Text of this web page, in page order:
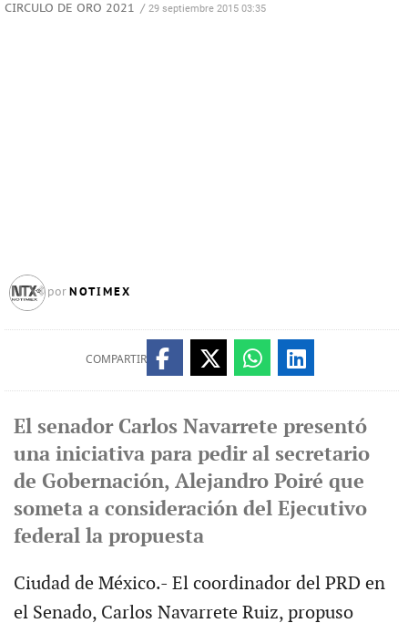
CIRCULO DE ORO 2021 / 29 septiembre 2015 03:35
por NOTIMEX
COMPARTIR
El senador Carlos Navarrete presentó
una iniciativa para pedir al secretario
de Gobernación, Alejandro Poiré que
someta a consideración del Ejecutivo
federal la propuesta
Ciudad de México.- El coordinador del PRD en
el Senado, Carlos Navarrete Ruiz, propuso